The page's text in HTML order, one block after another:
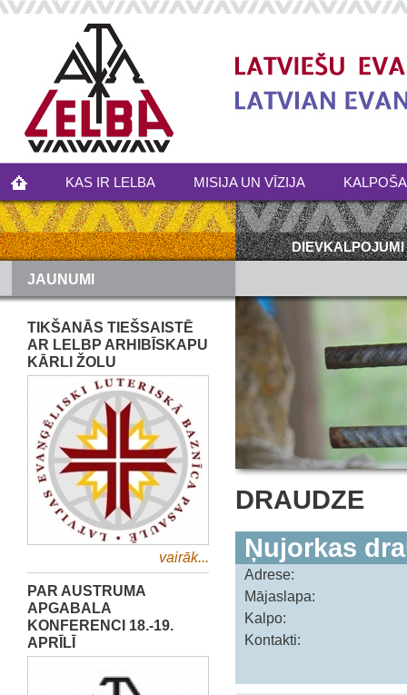
KAS IR LELBA MISIJA UN VĪZIJA
DIEVKALPOJUMI
JAUNUMI
TIKŠANĀS TIEŠSAISTĒ
AR LELBP ARHIBĪSKAPU
KĀRLI ŽOLU
vairāk...
PAR AUSTRUMA
APGABALA
KONFERENCI 18.-19.
APRĪLĪ
DRAUDZE
Ņujorkas
Adrese:
Mājaslapa:
Kalpo:
Kontakti: